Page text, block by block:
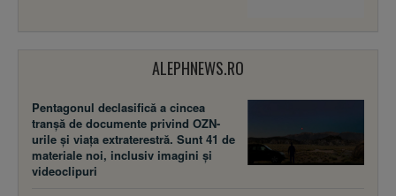
ALEPHNEWS.RO
Pentagonul declasifică a cincea
tranșă de documente privind OZN-
urile și viața extraterestră. Sunt 41 de
materiale noi, inclusiv imagini și
videoclipuri